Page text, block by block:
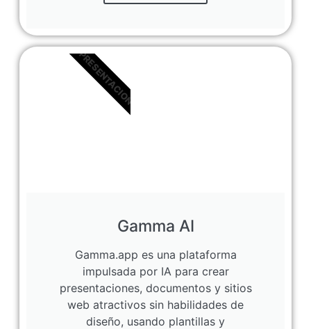
Gamma AI
Gamma.app es una plataforma
impulsada por IA para crear
presentaciones, documentos y sitios
web atractivos sin habilidades de
diseño, usando plantillas y
PRESENTACION